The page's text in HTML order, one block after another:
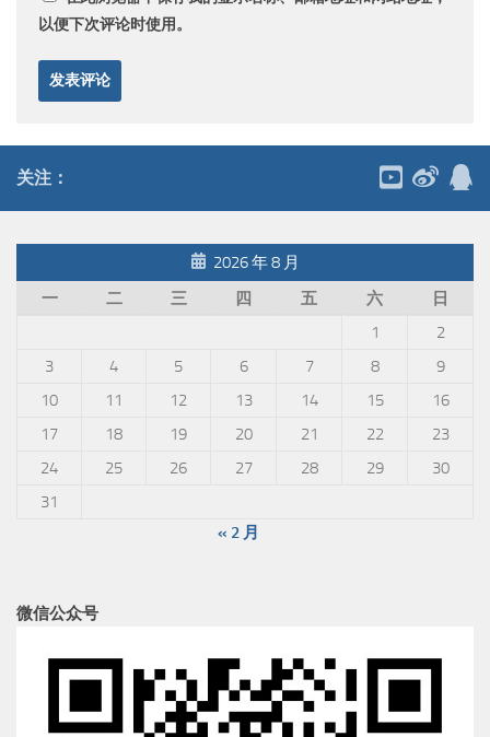
以便下次评论时使用。
关注：
2026 年 8 月
一
二 三 四 五 六
日
1
2
3
4 5 6 7 8
9
10
11 12 13 14 15
16
17
18 19 20 21 22
23
24
25 26 27 28 29
30
31
« 2 月
微信公众号